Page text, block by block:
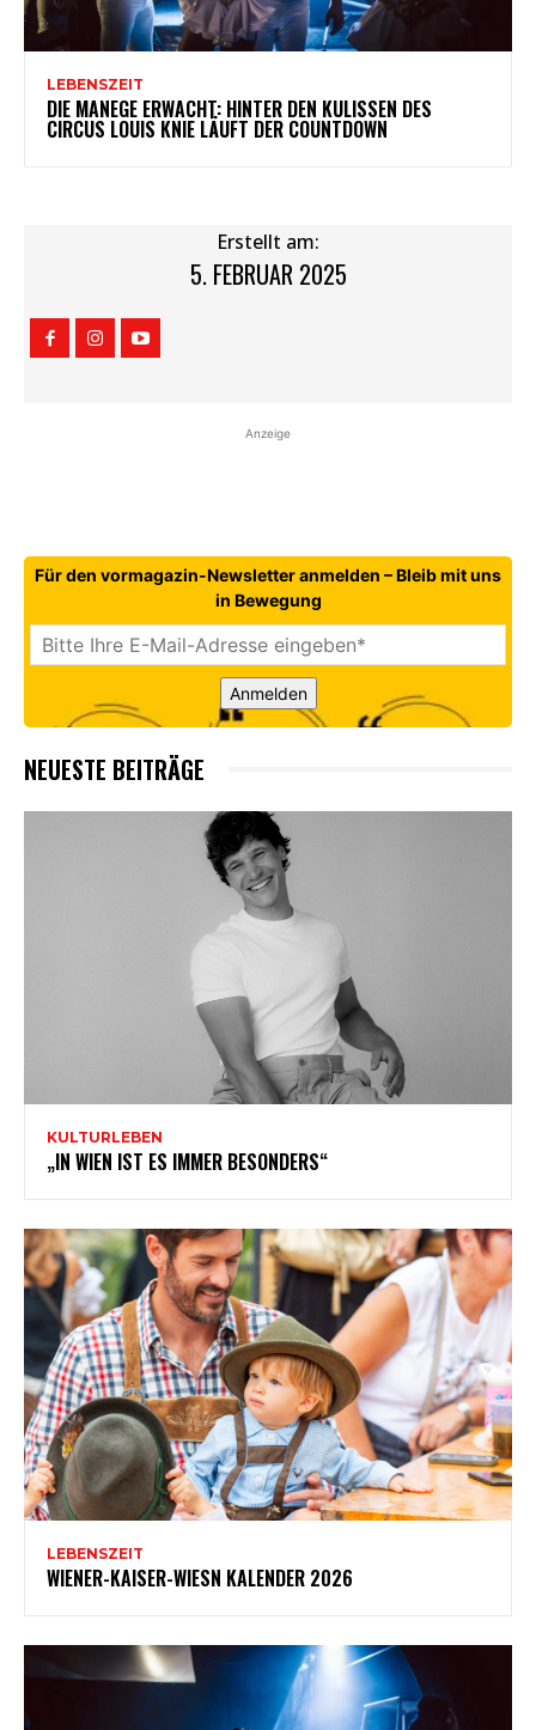
LEBENSZEIT
DIE MANEGE ERWACHT: HINTER DEN KULISSEN DES
CIRCUS LOUIS KNIE LÄUFT DER COUNTDOWN
Erstellt am:
5. FEBRUAR 2025
Anzeige
Für den vormagazin-Newsletter anmelden – Bleib mit uns
in Bewegung
Anmelden
NEUESTE BEITRÄGE
KULTURLEBEN
„IN WIEN IST ES IMMER BESONDERS“
LEBENSZEIT
WIENER-KAISER-WIESN KALENDER 2026